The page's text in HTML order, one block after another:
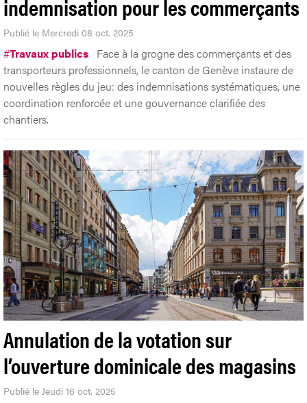
indemnisation pour les commerçants
Publié le Mercredi 08 oct. 2025
#Travaux publics Face à la grogne des commerçants et des
transporteurs professionnels, le canton de Genève instaure de
nouvelles règles du jeu: des indemnisations systématiques, une
coordination renforcée et une gouvernance clarifiée des
chantiers.
Annulation de la votation sur
l’ouverture dominicale des magasins
Publié le Jeudi 16 oct. 2025